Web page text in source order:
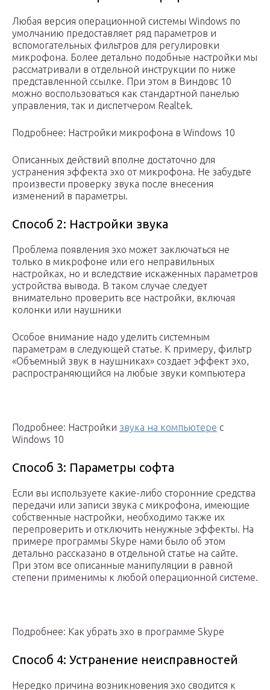
Любая версия операционной системы Windows по
умолчанию предоставляет ряд параметров и
вспомогательных фильтров для регулировки
микрофона. Более детально подобные настройки мы
рассматривали в отдельной инструкции по ниже
представленной ссылке. При этом в Виндовс 10
можно воспользоваться как стандартной панелью
управления, так и диспетчером Realtek.
Подробнее: Настройки микрофона в Windows 10
Описанных действий вполне достаточно для
устранения эффекта эхо от микрофона. Не забудьте
произвести проверку звука после внесения
изменений в параметры.
Способ 2: Настройки звука
Проблема появления эхо может заключаться не
только в микрофоне или его неправильных
настройках, но и вследствие искаженных параметров
устройства вывода. В таком случае следует
внимательно проверить все настройки, включая
колонки или наушники
Особое внимание надо уделить системным
параметрам в следующей статье. К примеру, фильтр
«Объемный звук в наушниках» создает эффект эхо,
распространяющийся на любые звуки компьютера
Подробнее: Настройки звука на компьютере с
Windows 10
Способ 3: Параметры софта
Если вы используете какие-либо сторонние средства
передачи или записи звука с микрофона, имеющие
собственные настройки, необходимо также их
перепроверить и отключить ненужные эффекты. На
примере программы Skype нами было об этом
детально рассказано в отдельной статье на сайте.
При этом все описанные манипуляции в равной
степени применимы к любой операционной системе.
Подробнее: Как убрать эхо в программе Skype
Способ 4: Устранение неисправностей
Нередко причина возникновения эхо сводится к